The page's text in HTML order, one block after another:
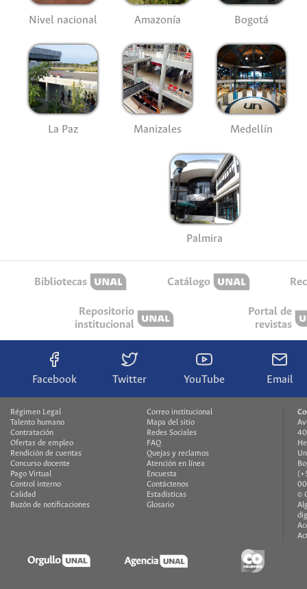
Nivel nacional Amazonía Bogotá
La Paz Manizales Medellín
Palmira
Bibliotecas Catálogo
Repositorio
institucional
Portal de
revistas
Facebook Twitter YouTube Email
Régimen Legal
Talento humano
Contratación
Ofertas de empleo
Rendición de cuentas
Concurso docente
Pago Virtual
Control interno
Calidad
Buzón de notificaciones
Correo institucional
Mapa del sitio
Redes Sociales
FAQ
Quejas y reclamos
Atención en línea
Encuesta
Contáctenos
Estadísticas
Glosario
©